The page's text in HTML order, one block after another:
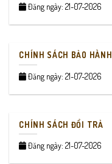
Đăng ngày: 21-07-2026
CHÍNH SÁCH BẢO HÀNH
Đăng ngày: 21-07-2026
CHÍNH SÁCH ĐỔI TRẢ
Đăng ngày: 21-07-2026